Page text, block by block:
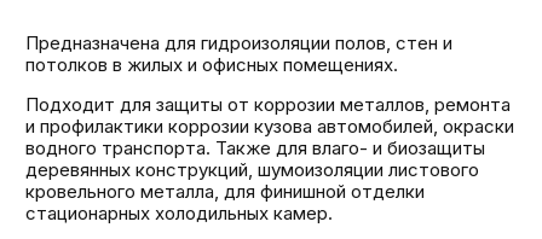
Предназначена для гидроизоляции полов, стен и
потолков в жилых и офисных помещениях.
Подходит для защиты от коррозии металлов, ремонта
и профилактики коррозии кузова автомобилей, окраски
водного транспорта. Также для влаго- и биозащиты
деревянных конструкций, шумоизоляции листового
кровельного металла, для финишной отделки
стационарных холодильных камер.